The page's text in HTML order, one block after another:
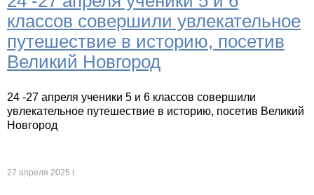
классов совершили увлекательное
путешествие в историю, посетив
Великий Новгород
24 -27 апреля ученики 5 и 6 классов совершили
увлекательное путешествие в историю, посетив Великий
Новгород
27 апреля 2025 г.